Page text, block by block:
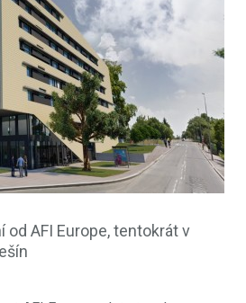
od AFI Europe, tentokrát v